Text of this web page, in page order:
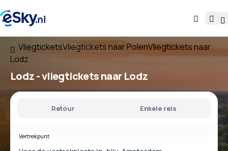
VliegticketsVliegtickets naar PolenVliegtickets naar
Lodz
Lodz - vliegtickets naar Lodz
Retour Enkele reis
Vertrekpunt